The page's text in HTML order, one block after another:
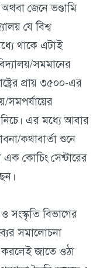
জেনে ভণ্ডামি
যে বিশ্ব
থাকে এটাই
সমমানের
প্রায় ৩৫০০-এর
সমপর্যায়ের
নিচে। এর মধ্যে আবার
কথাবার্তা শুনে
এক কোচিং সেন্টারের
সংস্কৃতি বিভাগের
সমালোচনা
করলেই জাতে ওঠা